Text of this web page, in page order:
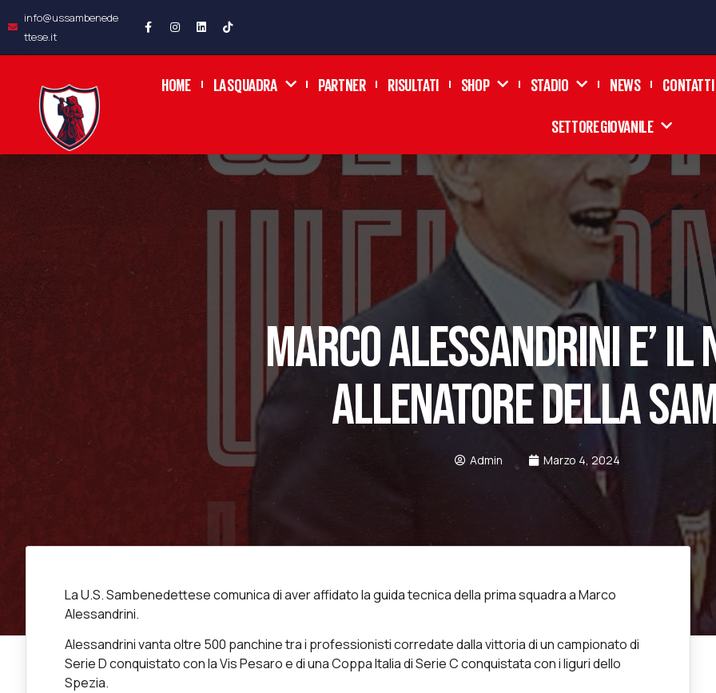
info@ussambenede
ttese.it
HOME LA SQUADRA PARTNER RISULTATI SHOP STADIO NEWS CONTATTI
SETTORE GIOVANILE
MARCO ALESSANDRINI E’ IL
ALLENATORE DELLA
Admin Marzo 4, 2024
La U.S. Sambenedettese comunica di aver affidato la guida tecnica della prima squadra a Marco
Alessandrini.
Alessandrini vanta oltre 500 panchine tra i professionisti corredate dalla vittoria di un campionato di
Serie D conquistato con la Vis Pesaro e di una Coppa Italia di Serie C conquistata con i liguri dello
Spezia.